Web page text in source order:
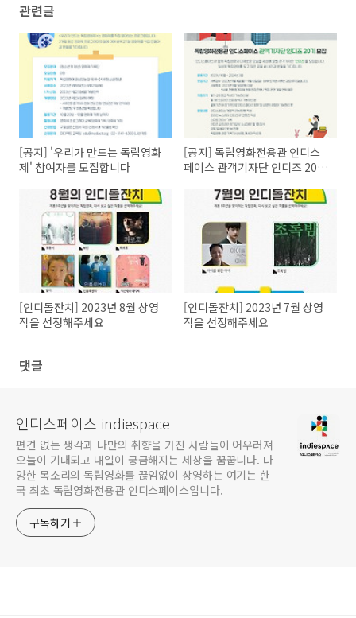
관련글
[공지] '우리가 만드는 독립영화
제' 참여자를 모집합니다
[공지] 독립영화전용관 인디스
페이스 관객기자단 인디즈 20기
[인디돌잔치] 2023년 8월 상영
작을 선정해주세요
[인디돌잔치] 2023년 7월 상영
작을 선정해주세요
댓글
인디스페이스 indiespace
편견 없는 생각과 나만의 취향을 가진 사람들이 어우러져
오늘이 기대되고 내일이 궁금해지는 세상을 꿈꿉니다. 다
양한 목소리의 독립영화를 끊임없이 상영하는 여기는 한
국 최초 독립영화전용관 인디스페이스입니다.
구독하기